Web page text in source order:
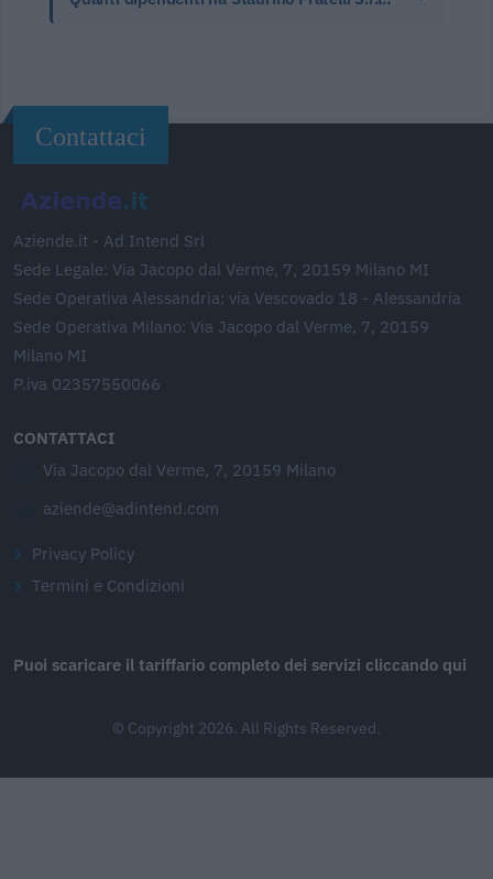
Contattaci
Aziende.it - Ad Intend Srl
Sede Legale: Via Jacopo dal Verme, 7, 20159 Milano MI
Sede Operativa Alessandria: via Vescovado 18 - Alessandria
Sede Operativa Milano: Via Jacopo dal Verme, 7, 20159
Milano MI
P.iva 02357550066
CONTATTACI
Via Jacopo dal Verme, 7, 20159 Milano
aziende@adintend.com
Privacy Policy
Termini e Condizioni
Puoi scaricare il tariffario completo dei servizi cliccando qui
© Copyright 2026. All Rights Reserved.